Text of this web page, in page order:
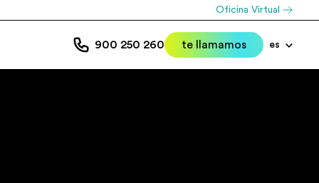
Oficina Virtual
900 250 260 te llamamos es